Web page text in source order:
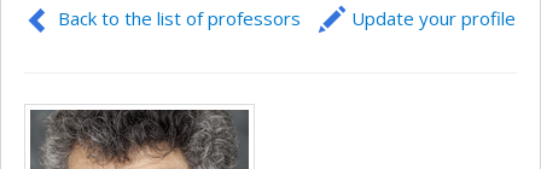
Back to the list of professors Update your profile